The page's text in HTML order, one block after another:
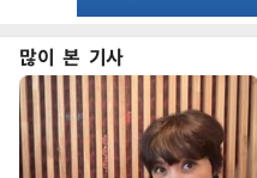
많이 본 기사